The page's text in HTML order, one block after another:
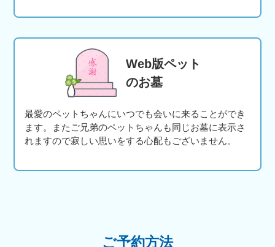
Web版ペット
のお墓
最愛のペットちゃんにいつでも会いに来ることができ
ます。またご兄弟のペットちゃんも同じお墓に表示さ
れますので寂しい思いをする心配もございません。
ご予約方法